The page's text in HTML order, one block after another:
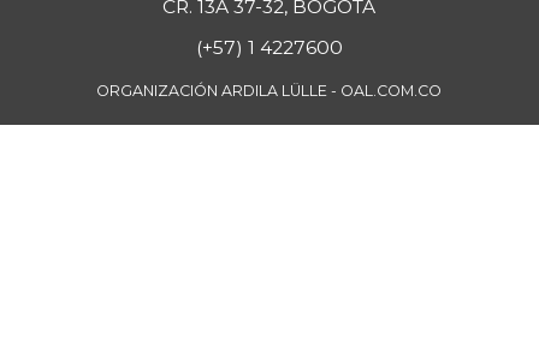
CR. 13A 37-32, BOGOTÁ
(+57) 1 4227600
ORGANIZACIÓN ARDILA LÜLLE - OAL.COM.CO